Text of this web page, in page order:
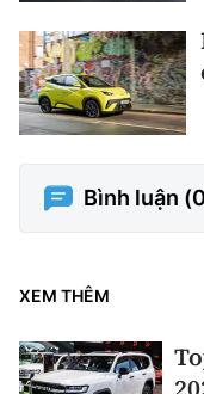
Bình luận (0
XEM THÊM